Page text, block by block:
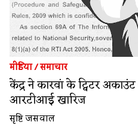
मीडिया/समाचार
केंद्र ने कारवां के ट्विटर
आरटीआई खारिज
सृष्टि जसवाल